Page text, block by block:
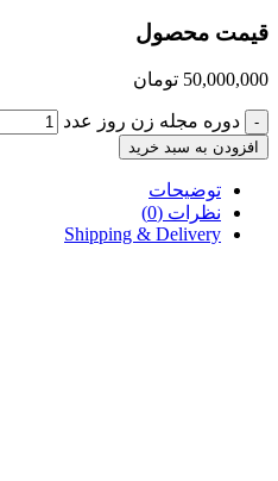
قیمت محصول
50,000,000 تومان
- دوره مجله زن روز عدد
افزودن به سبد خرید
توضیحات
نظرات (0)
Shipping & Delivery